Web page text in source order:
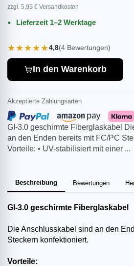
GI-3.0 geschirmte Fiberglaskabel
an den Enden bereits mit FC/PC
Vorteile: • UV-stabilisiert mit einer ...
Beschreibung Bewertungen
GI-3.0 geschirmte Fiberglaskabel
Die Anschlusskabel sind an den
Steckern konfektioniert.
Vorteile:
zzgl. 5,95 € Versandkosten
Lieferzeit 1–2 Werktage
★★★★★4,8(4 Bewertungen)
In den Warenkorb
Akzeptierte Zahlungsarten